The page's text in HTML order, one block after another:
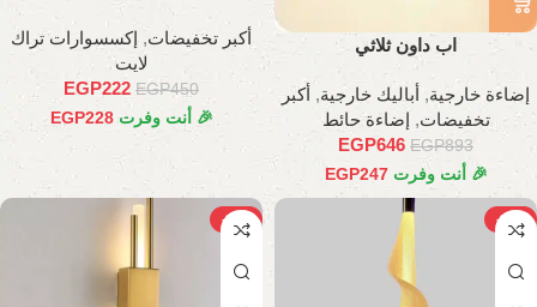
اب داون ثلاثي
إضاءة خارجية, أباليك خارجية, أكبر
تخفيضات, إضاءة حائط
EGP893
EGP646
🎉 أنت وفرت EGP247
أكبر تخفيضات, إكسسوارات تراك
لايت
EGP450
EGP222
🎉 أنت وفرت EGP228
-30%
-27%